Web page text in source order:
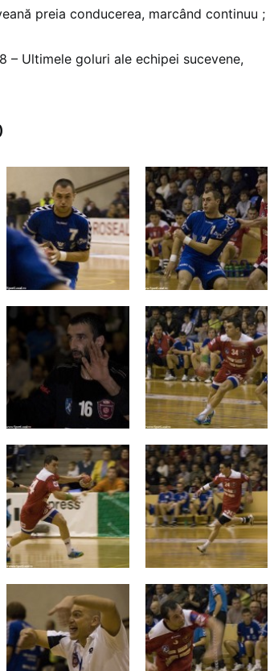
preia conducerea, marcând continuu ;
– Ultimele goluri ale echipei sucevene,